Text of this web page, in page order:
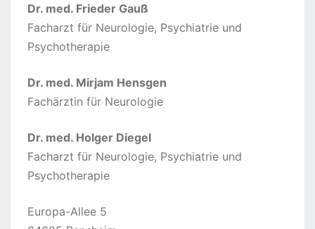
Dr. med. Frieder Gauß
Facharzt für Neurologie, Psychiatrie und
Psychotherapie
Dr. med. Mirjam Hensgen
Fachärztin für Neurologie
Dr. med. Holger Diegel
Facharzt für Neurologie, Psychiatrie und
Psychotherapie
Europa-Allee 5